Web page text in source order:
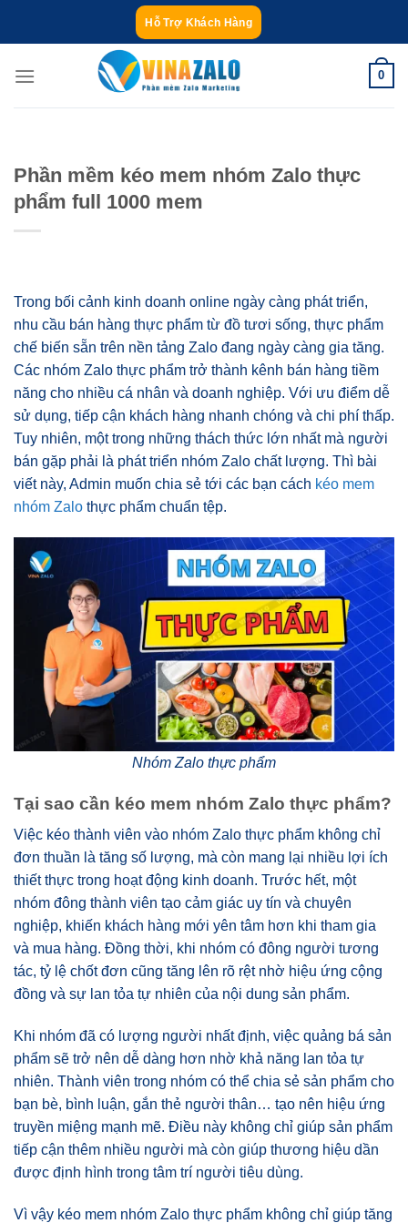
dung
Hỗ Trợ Khách Hàng
0
Phần mềm kéo mem nhóm Zalo thực
phẩm full 1000 mem
Trong bối cảnh kinh doanh online ngày càng phát triển,
nhu cầu bán hàng thực phẩm từ đồ tươi sống, thực phẩm
chế biến sẵn trên nền tảng Zalo đang ngày càng gia tăng.
Các nhóm Zalo thực phẩm trở thành kênh bán hàng tiềm
năng cho nhiều cá nhân và doanh nghiệp. Với ưu điểm dễ
sử dụng, tiếp cận khách hàng nhanh chóng và chi phí thấp.
Tuy nhiên, một trong những thách thức lớn nhất mà người
bán gặp phải là phát triển nhóm Zalo chất lượng. Thì bài
viết này, Admin muốn chia sẻ tới các bạn cách kéo mem
nhóm Zalo thực phẩm chuẩn tệp.
Nhóm Zalo thực phẩm
Tại sao cần kéo mem nhóm Zalo thực phẩm?
Việc kéo thành viên vào nhóm Zalo thực phẩm không chỉ
đơn thuần là tăng số lượng, mà còn mang lại nhiều lợi ích
thiết thực trong hoạt động kinh doanh. Trước hết, một
nhóm đông thành viên tạo cảm giác uy tín và chuyên
nghiệp, khiến khách hàng mới yên tâm hơn khi tham gia
và mua hàng. Đồng thời, khi nhóm có đông người tương
tác, tỷ lệ chốt đơn cũng tăng lên rõ rệt nhờ hiệu ứng cộng
đồng và sự lan tỏa tự nhiên của nội dung sản phẩm.
Khi nhóm đã có lượng người nhất định, việc quảng bá sản
phẩm sẽ trở nên dễ dàng hơn nhờ khả năng lan tỏa tự
nhiên. Thành viên trong nhóm có thể chia sẻ sản phẩm cho
bạn bè, bình luận, gắn thẻ người thân… tạo nên hiệu ứng
truyền miệng mạnh mẽ. Điều này không chỉ giúp sản phẩm
tiếp cận thêm nhiều người mà còn giúp thương hiệu dần
được định hình trong tâm trí người tiêu dùng.
Vì vậy kéo mem nhóm Zalo thực phẩm không chỉ giúp tăng